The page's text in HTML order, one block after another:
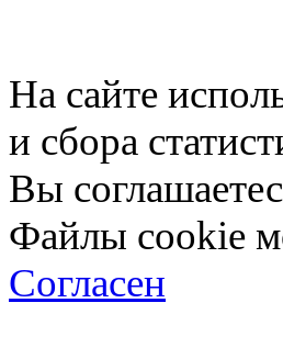
На сайте
и сбора
Вы
Файлы cookie
Согласен